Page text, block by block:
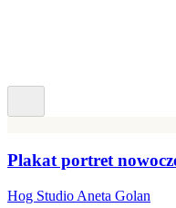
Plakat portret
Hog Studio Aneta Golan